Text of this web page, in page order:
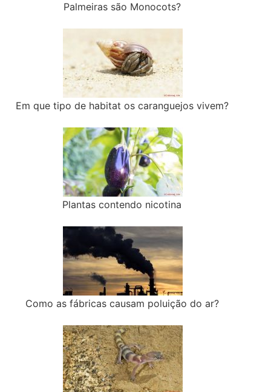
Palmeiras são Monocots?
Em que tipo de habitat os caranguejos vivem?
Plantas contendo nicotina
Como as fábricas causam poluição do ar?